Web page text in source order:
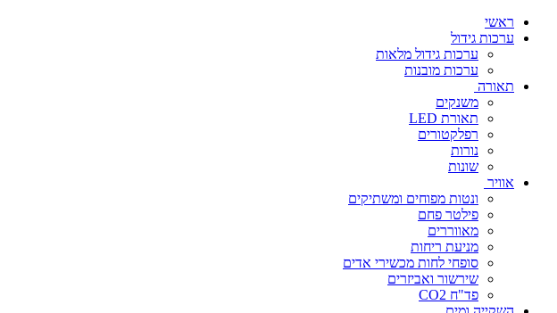
ראשי
ערכות גידול
ערכות גידול מלאות
ערכות מובנות
תאורה
משנקים
תאורת LED
רפלקטורים
נורות
שונות
אוויר
ונטות מפוחים ומשתיקים
פילטר פחם
מאווררים
מניעת ריחות
סופחי לחות מכשירי אדים
שירשור ואביזרים
פד"ח CO2